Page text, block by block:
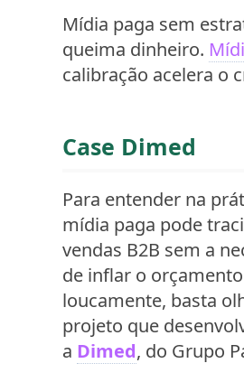
Mídia paga sem
queima dinheiro.
calibração acelera o
Case Dimed
Para entender na
mídia paga pode
vendas B2B sem a
de inflar o orçamento
loucamente, basta
projeto que
a Dimed, do Grupo